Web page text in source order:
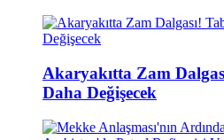
Akaryakıtta Zam
Daha Değişecek